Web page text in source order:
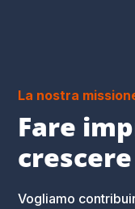
La nostra
Fare
Vogliamo